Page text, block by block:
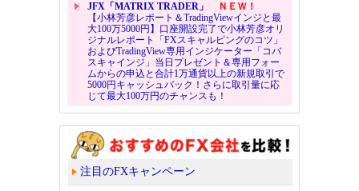
JFX「MATRIX TRADER」
ＮＥＷ！
【小林芳彦レポート＆TradingViewインジと最
大100万5000円】口座開設完了で小林芳彦オリ
ジナルレポート「FXスキャルピングのコツ」
およびTradingView専用インジケーター「コバ
スキャインジ」当日プレゼント＆専用フォー
ムからの申込と合計1万通貨以上の新規取引で
5000円キャッシュバック！さらに取引量に応
じて最大100万円のチャンスも！
注目のFXキャンペーン